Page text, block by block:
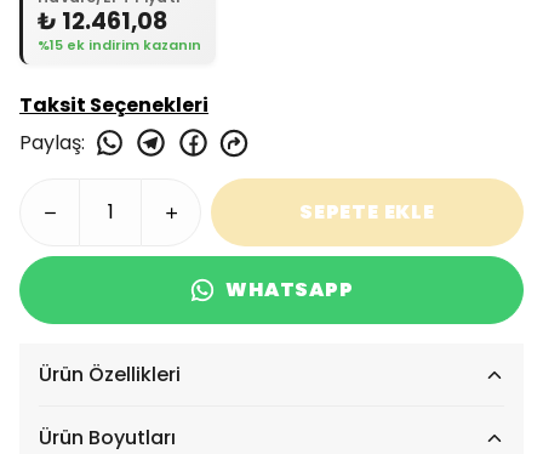
₺ 12.461,08
%15 ek indirim kazanın
Taksit Seçenekleri
Paylaş:
SEPETE EKLE
WHATSAPP
Ürün Özellikleri
Ürün Boyutları